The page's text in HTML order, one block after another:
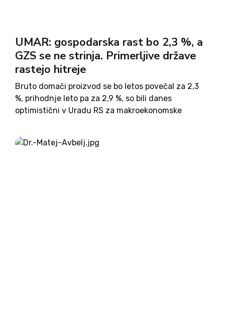
UMAR: gospodarska rast bo 2,3 %, a
GZS se ne strinja. Primerljive države
rastejo hitreje
Bruto domači proizvod se bo letos povečal za 2,3
%, prihodnje leto pa za 2,9 %, so bili danes
optimistični v Uradu RS za makroekonomske
Gospodarski zbornici Slovenije, kjer napovedujejo
2 %...